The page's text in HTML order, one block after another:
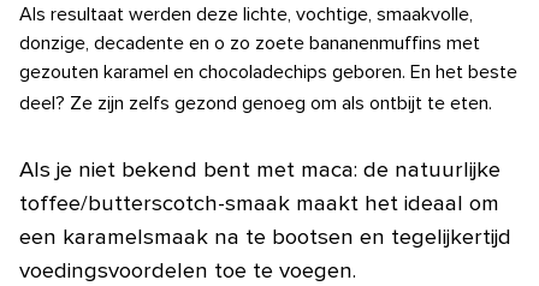
Als resultaat werden deze lichte, vochtige, smaakvolle,
donzige, decadente en o zo zoete bananenmuffins met
gezouten karamel en chocoladechips geboren. En het beste
deel? Ze zijn zelfs gezond genoeg om als ontbijt te eten.
Als je niet bekend bent met maca: de natuurlijke
toffee/butterscotch-smaak maakt het ideaal om
een ​​karamelsmaak na te bootsen en tegelijkertijd
voedingsvoordelen toe te voegen.